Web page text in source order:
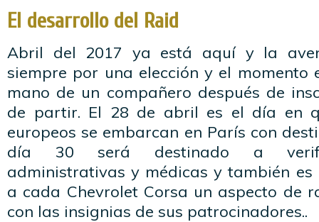
El desarrollo del Raid
Abril del 2017 ya está aquí y la
siempre por una elección y el momento
mano de un compañero después de
de partir. El 28 de abril es el día en
europeos se embarcan en París con
día 30 será destinado a
administrativas y médicas y también
a cada Chevrolet Corsa un aspecto de
con las insignias de sus patrocinadores..